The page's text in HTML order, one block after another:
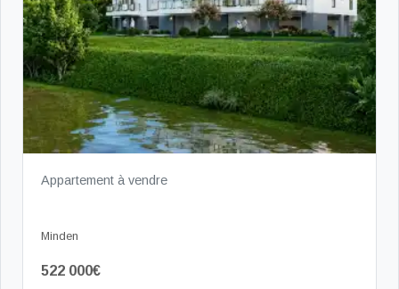
Appartement à vendre
Minden
522 000€